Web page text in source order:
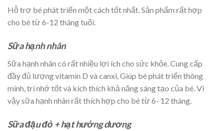
Hỗ trợ bé phát triển một cách tốt nhất. Sản phẩm rất hợp
cho bé từ 6-12 tháng tuổi.
Sữa hạnh nhân
Sữa hạnh nhân có rất nhiều lợi ích cho sức khỏe. Cung cấp
đầy đủ lượng vitamin D và canxi, Giúp bé phát triển thông
minh, trí nhớ tốt và kích thích khả năng sáng tạo của bé. Vì
vậy sữa hạnh nhân rất thích hợp cho bé từ 6- 12 tháng.
Sữa đậu đỏ + hạt hướng dương